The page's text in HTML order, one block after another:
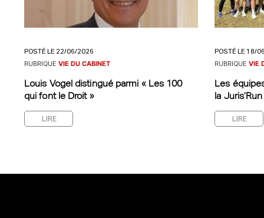
POSTÉ LE 22/06/2026
RUBRIQUE VIE DU CABINET
Louis Vogel distingué parmi « Les 100
qui font le Droit »
LIRE
POSTÉ LE 18/
RUBRIQUEVIE
Les
la Juris’Run
LIRE